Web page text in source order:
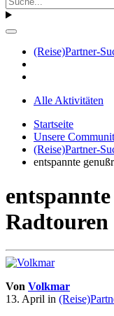
(Reise)Partner-
Alle Aktivitäten
Startseite
Unsere
(Reise)Partner-
entspannte
Radtouren
Von Volkmar
13. April in